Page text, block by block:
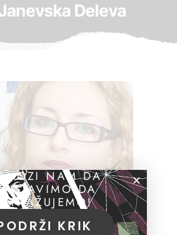
Deleva
NAM DA
DA
KRIK